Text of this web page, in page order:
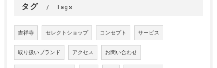
タグ Tags
吉祥寺 セレクトショップ コンセプト サービス
取り扱いブランド アクセス お問い合わせ